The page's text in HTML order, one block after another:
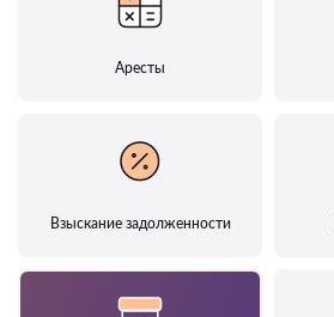
Аресты
Взыскание задолженности